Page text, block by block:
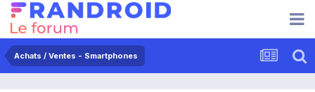
Achats / Ventes - Smartphones